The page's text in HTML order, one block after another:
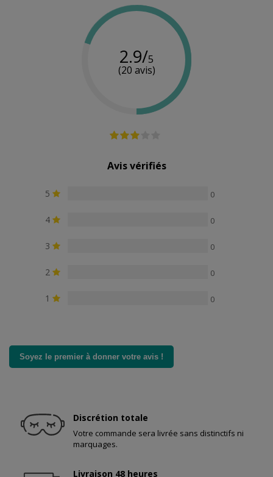
Oui -
2.9/5
(20 avis)
Avis vérifiés
5 0
4 0
3 0
2 0
1 0
Soyez le premier à donner votre avis !
Discrétion totale
Votre commande sera livrée sans distinctifs ni
marquages.
Livraison 48 heures